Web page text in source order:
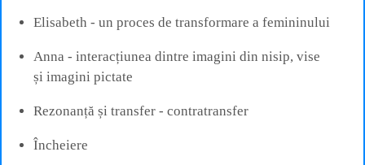
Elisabeth - un proces de transformare a femininului
Anna - interacțiunea dintre imagini din nisip, vise
și imagini pictate
Rezonanță și transfer - contratransfer
Încheiere